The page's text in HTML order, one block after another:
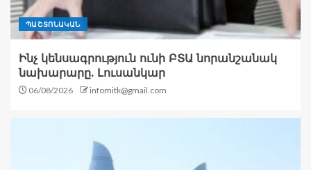
ՊԱՇՏՈՆԱԿԱՆ
Ինչ կենսագրություն ունի ԲՏԱ նորանշանակ
նախարարը. Լուսանկար
06/08/2026 infomitk@gmail.com